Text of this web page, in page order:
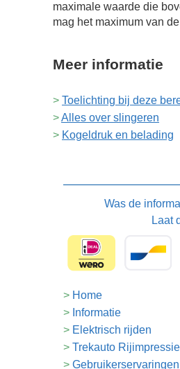
maximale waarde die
mag het maximum van
Meer informatie
Toelichting bij deze
Alles over slingeren
Kogeldruk en belading
Was de
Laat
Home
Informatie
Elektrisch rijden
Trekauto
Gebruikerservaringen